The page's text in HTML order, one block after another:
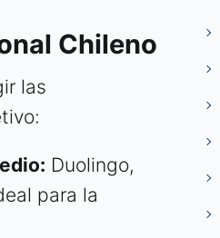
Chileno
las
Duolingo,
para la